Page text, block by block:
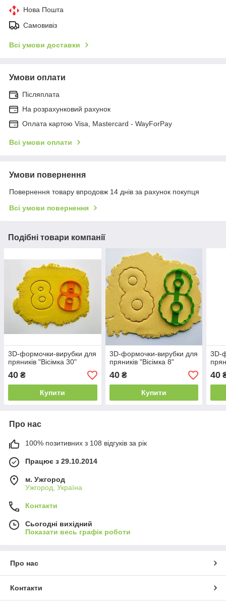
Нова Пошта
Самовивіз
Всі умови доставки
Умови оплати
Післяплата
На розрахунковий рахунок
Оплата картою Visa, Mastercard - WayForPay
Всі умови оплати
Умови повернення
Повернення товару впродовж 14 днів за рахунок покупця
Всі умови повернення
Подібні товари компанії
3D-формочки-вирубки для
пряників "Вісімка 30"
40 ₴
Купити
3D-формочки-вирубки для
пряників "Вісімка 8"
40₴
Купити
3D-
40
Про нас
100% позитивних з 108 відгуків за рік
Працює з 29.10.2014
м. Ужгород
Ужгород, Україна
Контакти
Сьогодні вихідний
Показати весь графік роботи
Про нас
Контакти